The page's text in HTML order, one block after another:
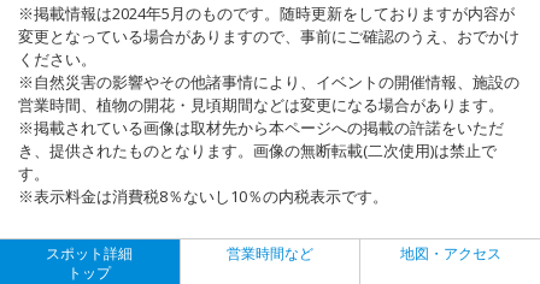
※掲載情報は2024年5月のものです。随時更新をしておりますが内容が
変更となっている場合がありますので、事前にご確認のうえ、おでかけ
ください。
※自然災害の影響やその他諸事情により、イベントの開催情報、施設の
営業時間、植物の開花・見頃期間などは変更になる場合があります。
※掲載されている画像は取材先から本ページへの掲載の許諾をいただ
き、提供されたものとなります。画像の無断転載(二次使用)は禁止で
す。
※表示料金は消費税8％ないし10％の内税表示です。
スポット詳細
トップ
営業時間など 地図・アクセス